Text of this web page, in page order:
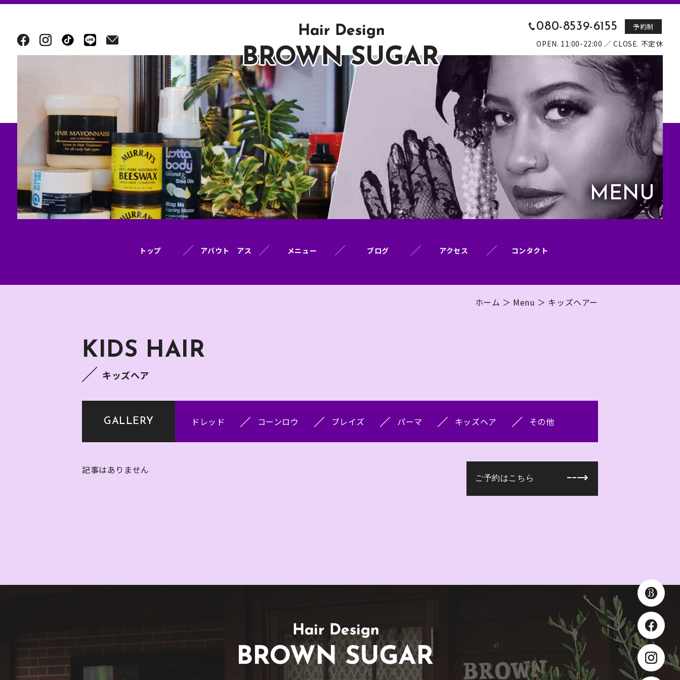
080-8539-6155 予約制
OPEN. 11:00-22:00 ／ CLOSE. 不定休
MENU
トップ アバウト アス メニュー ブログ アクセス コンタクト
ホーム ＞ Menu ＞ キッズヘアー
KIDS HAIR
キッズヘア
GALLERY ドレッド コーンロウ ブレイズ パーマ キッズヘア その他
記事はありません
ご予約はこちら